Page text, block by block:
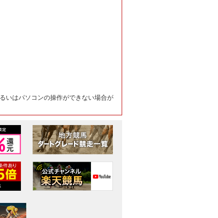
いはパソコンの操作ができない場合が